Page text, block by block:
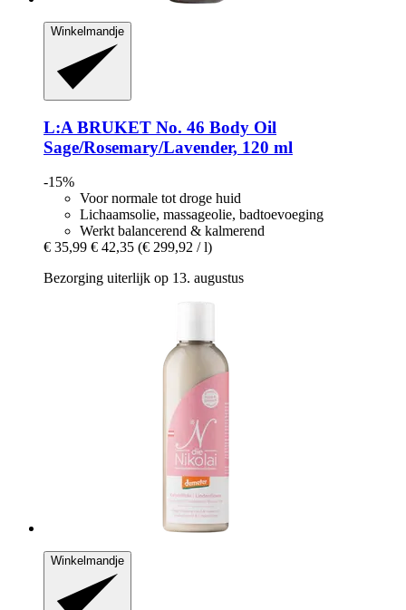
Winkelmandje
L:A BRUKET No. 46 Body Oil
Sage/Rosemary/Lavender, 120 ml
-15%
Voor normale tot droge huid
Lichaamsolie, massageolie, badtoevoeging
Werkt balancerend & kalmerend
€ 35,99 € 42,35 (€ 299,92 / l)
Bezorging uiterlijk op 13. augustus
Winkelmandje